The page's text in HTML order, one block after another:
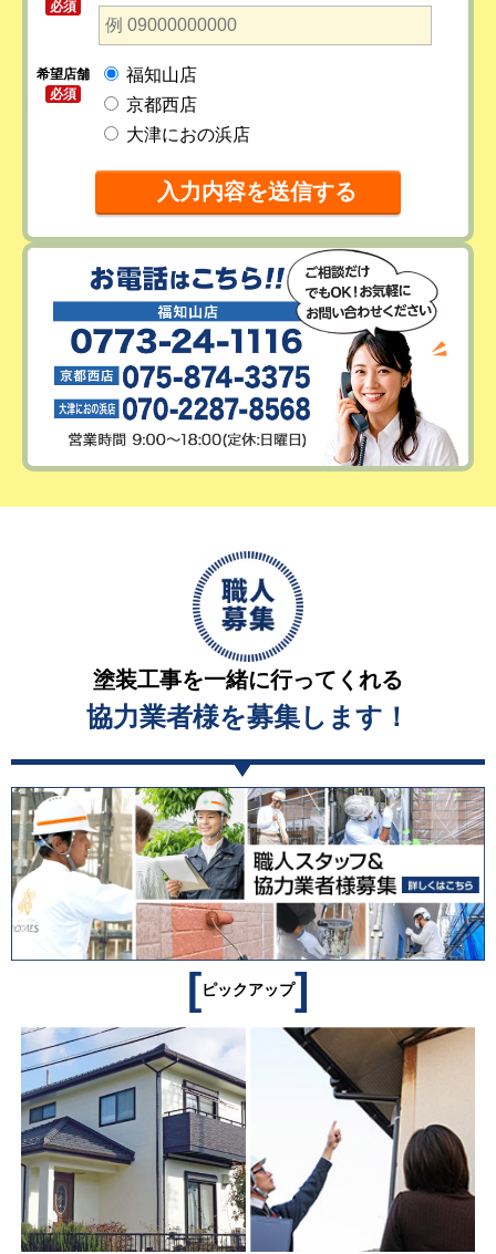
必須
希望店舗
必須
福知山店
京都西店
大津におの浜店
塗装工事を一緒に行ってくれる
協力業者様を募集します！
[ピックアップ]